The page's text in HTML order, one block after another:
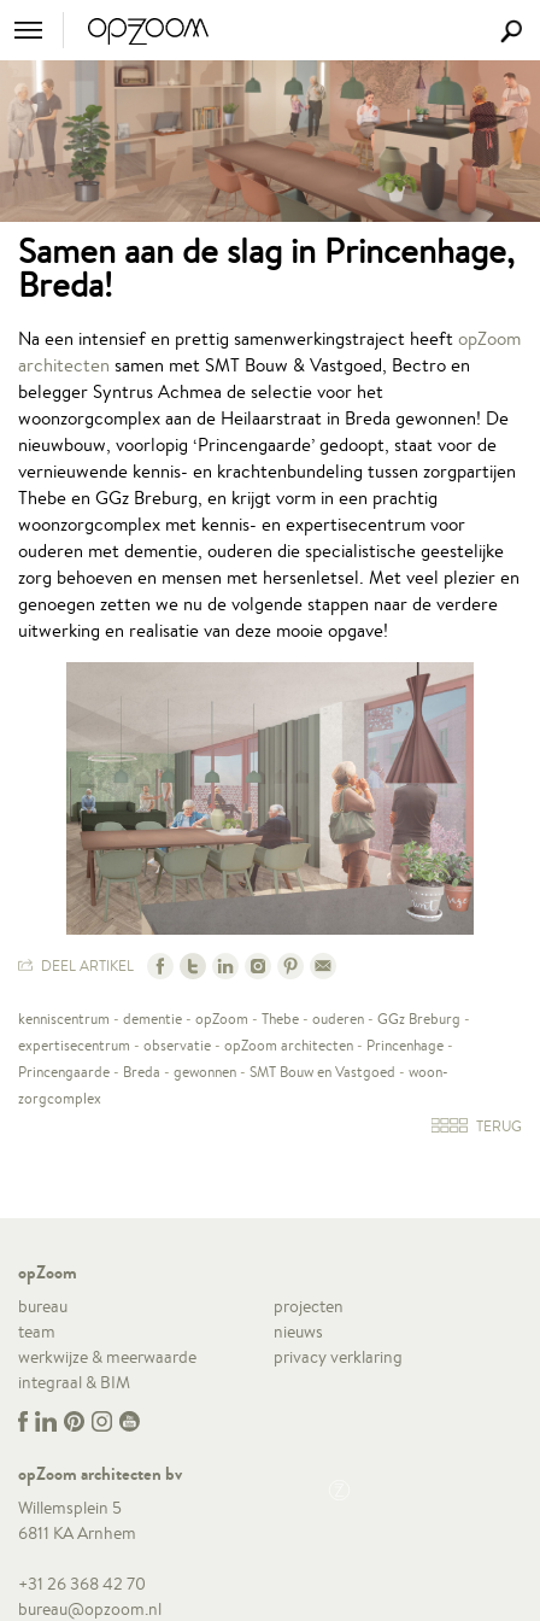
Samen aan de slag in Princenhage,
Breda!
Na een intensief en prettig samenwerkingstraject heeft opZoom
architecten samen met SMT Bouw & Vastgoed, Bectro en
belegger Syntrus Achmea de selectie voor het
woonzorgcomplex aan de Heilaarstraat in Breda gewonnen! De
nieuwbouw, voorlopig ‘Princengaarde’ gedoopt, staat voor de
vernieuwende kennis- en krachtenbundeling tussen zorgpartijen
Thebe en GGz Breburg, en krijgt vorm in een prachtig
woonzorgcomplex met kennis- en expertisecentrum voor
ouderen met dementie, ouderen die specialistische geestelijke
zorg behoeven en mensen met hersenletsel. Met veel plezier en
genoegen zetten we nu de volgende stappen naar de verdere
uitwerking en realisatie van deze mooie opgave!
DEEL ARTIKEL
kenniscentrum - dementie - opZoom - Thebe - ouderen - GGz Breburg -
expertisecentrum - observatie - opZoom architecten - Princenhage -
Princengaarde - Breda - gewonnen - SMT Bouw en Vastgoed - woon-
zorgcomplex
TERUG
opZoom
bureau
projecten
team
nieuws
werkwijze & meerwaarde
privacy verklaring
integraal & BIM
opZoom architecten bv
Willemsplein 5
6811 KA Arnhem
+31 26 368 42 70
bureau@opzoom.nl